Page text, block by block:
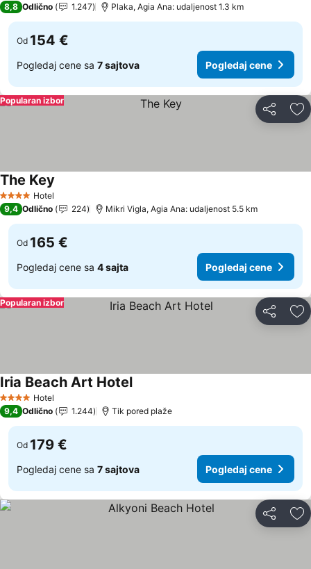
8,8 Odlično 1.247 Plaka, Agia Ana: udaljenost 1.3 km
Od 154 €
Pogledaj cene sa 7 sajtova Pogledaj cene
Deli
Popularan izbor
4 ZvezdiceHotel
The Key
9,4 Odlično 224 Mikri Vigla, Agia Ana: udaljenost 5.5 km
Od 165 €
Pogledaj cene sa 4 sajta Pogledaj cene
Deli
Popularan izbor
4 ZvezdiceHotel
Iria Beach Art HotelPogledaj cene
9,4 Odlično 1.244 Tik pored plaže
Od 179 €
Pogledaj cene sa 7 sajtova Pogledaj cene
Deli